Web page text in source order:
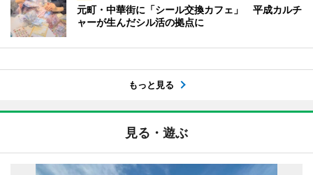
元町・中華街に「シール交換カフェ」 平成カルチ
ャーが生んだシル活の拠点に
もっと見る
見る・遊ぶ